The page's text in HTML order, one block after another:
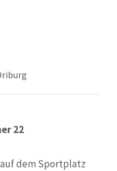
22
dem Sportplatz